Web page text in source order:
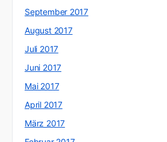
September 2017
August 2017
Juli 2017
Juni 2017
Mai 2017
April 2017
März 2017